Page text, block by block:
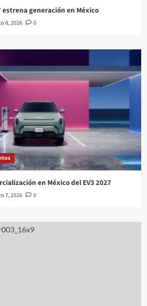
estrena generación en México
8, 2026 0
en México del EV3 2027
7, 2026 0